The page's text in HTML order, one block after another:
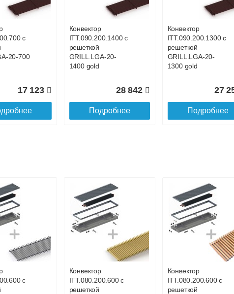
до подъезда
с
20-700
17 123
Конвектор
ITT.090.200.1400 с
решеткой
GRILL.LGA-20-
1400 gold
28 842
Подробнее
Конвектор
ITT.090.200.1300 с
решеткой
GRILL.LGA-20-
1300 gold
27
Подробнее
с
20-
21 521
Конвектор
ITT.090.200.900 с
GRILL.LGA-20-900
20 334
Конвектор
ITT.090.200.800 с
GRILL.LGA-20-800
18
с
Конвектор
ITT.080.200.600 с
решеткой
Конвектор
ITT.080.200.600 с
решеткой